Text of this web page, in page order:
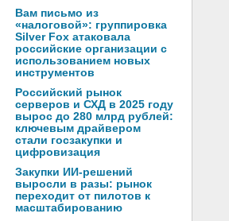
Вам письмо из
«налоговой»: группировка
Silver Fox атаковала
российские организации с
использованием новых
инструментов
Российский рынок
серверов и СХД в 2025 году
вырос до 280 млрд рублей:
ключевым драйвером
стали госзакупки и
цифровизация
Закупки ИИ-решений
выросли в разы: рынок
переходит от пилотов к
масштабированию